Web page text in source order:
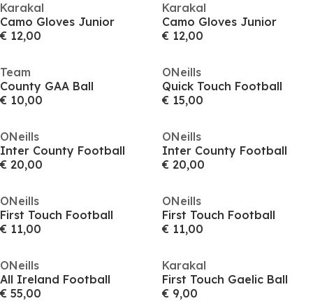
Karakal
Camo Gloves Junior
€ 12,00
Karakal
Camo Gloves Junior
€ 12,00
Team
County GAA Ball
€ 10,00
ONeills
Quick Touch Football
€ 15,00
ONeills
Inter County Football
€ 20,00
ONeills
Inter County Football
€ 20,00
ONeills
First Touch Football
€ 11,00
ONeills
First Touch Football
€ 11,00
ONeills
All Ireland Football
€ 55,00
Karakal
First Touch Gaelic Ball
€ 9,00